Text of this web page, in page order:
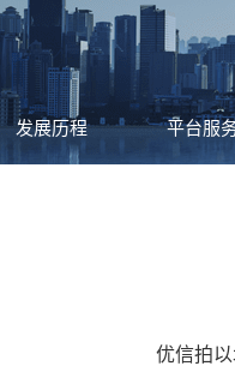
发展历程 平台服
优信拍